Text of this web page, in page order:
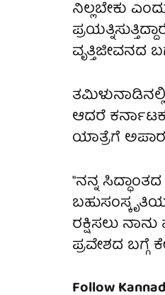
ನಿಲ್ಲಬೇಕು
ವೃತ್ತಿಜೀವನದ
ಆದರೆ
ಯಾತ್ರೆಗೆ ಅಪಾರ
"ನನ್ನ
ರಕ್ಷಿಸಲು
ಪ್ರವೇಶದ ಬಗ್ಗೆ
Follow